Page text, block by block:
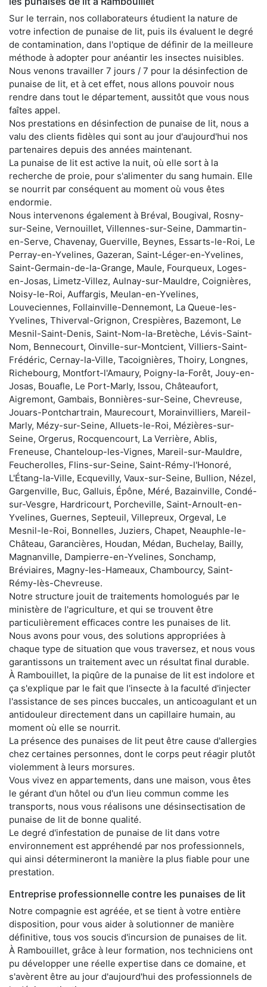
Sur le terrain, nos collaborateurs étudient la nature de
votre infection de punaise de lit, puis ils évaluent le degré
de contamination, dans l'optique de définir de la meilleure
méthode à adopter pour anéantir les insectes nuisibles.
Nous venons travailler 7 jours / 7 pour la désinfection de
punaise de lit, et à cet effet, nous allons pouvoir nous
rendre dans tout le département, aussitôt que vous nous
faîtes appel.
Nos prestations en désinfection de punaise de lit, nous a
valu des clients fidèles qui sont au jour d'aujourd'hui nos
partenaires depuis des années maintenant.
La punaise de lit est active la nuit, où elle sort à la
recherche de proie, pour s'alimenter du sang humain. Elle
se nourrit par conséquent au moment où vous êtes
endormie.
Nous intervenons également à Bréval, Bougival, Rosny-
sur-Seine, Vernouillet, Villennes-sur-Seine, Dammartin-
en-Serve, Chavenay, Guerville, Beynes, Essarts-le-Roi, Le
Perray-en-Yvelines, Gazeran, Saint-Léger-en-Yvelines,
Saint-Germain-de-la-Grange, Maule, Fourqueux, Loges-
en-Josas, Limetz-Villez, Aulnay-sur-Mauldre, Coignières,
Noisy-le-Roi, Auffargis, Meulan-en-Yvelines,
Louveciennes, Follainville-Dennemont, La Queue-les-
Yvelines, Thiverval-Grignon, Crespières, Bazemont, Le
Mesnil-Saint-Denis, Saint-Nom-la-Bretèche, Lévis-Saint-
Nom, Bennecourt, Oinville-sur-Montcient, Villiers-Saint-
Frédéric, Cernay-la-Ville, Tacoignières, Thoiry, Longnes,
Richebourg, Montfort-l'Amaury, Poigny-la-Forêt, Jouy-en-
Josas, Bouafle, Le Port-Marly, Issou, Châteaufort,
Aigremont, Gambais, Bonnières-sur-Seine, Chevreuse,
Jouars-Pontchartrain, Maurecourt, Morainvilliers, Mareil-
Marly, Mézy-sur-Seine, Alluets-le-Roi, Mézières-sur-
Seine, Orgerus, Rocquencourt, La Verrière, Ablis,
Freneuse, Chanteloup-les-Vignes, Mareil-sur-Mauldre,
Feucherolles, Flins-sur-Seine, Saint-Rémy-l'Honoré,
L'Étang-la-Ville, Ecquevilly, Vaux-sur-Seine, Bullion, Nézel,
Gargenville, Buc, Galluis, Épône, Méré, Bazainville, Condé-
sur-Vesgre, Hardricourt, Porcheville, Saint-Arnoult-en-
Yvelines, Guernes, Septeuil, Villepreux, Orgeval, Le
Mesnil-le-Roi, Bonnelles, Juziers, Chapet, Neauphle-le-
Château, Garancières, Houdan, Médan, Buchelay, Bailly,
Magnanville, Dampierre-en-Yvelines, Sonchamp,
Bréviaires, Magny-les-Hameaux, Chambourcy, Saint-
Rémy-lès-Chevreuse.
Notre structure jouit de traitements homologués par le
ministère de l'agriculture, et qui se trouvent être
particulièrement efficaces contre les punaises de lit.
Nous avons pour vous, des solutions appropriées à
chaque type de situation que vous traversez, et nous vous
garantissons un traitement avec un résultat final durable.
À Rambouillet, la piqûre de la punaise de lit est indolore et
ça s'explique par le fait que l'insecte à la faculté d'injecter
l'assistance de ses pinces buccales, un anticoagulant et un
antidouleur directement dans un capillaire humain, au
moment où elle se nourrit.
La présence des punaises de lit peut être cause d'allergies
chez certaines personnes, dont le corps peut réagir plutôt
violemment à leurs morsures.
Vous vivez en appartements, dans une maison, vous êtes
le gérant d'un hôtel ou d'un lieu commun comme les
transports, nous vous réalisons une désinsectisation de
punaise de lit de bonne qualité.
Le degré d'infestation de punaise de lit dans votre
environnement est appréhendé par nos professionnels,
qui ainsi détermineront la manière la plus fiable pour une
prestation.
Entreprise professionnelle contre les punaises de lit
Notre compagnie est agréée, et se tient à votre entière
disposition, pour vous aider à solutionner de manière
définitive, tous vos soucis d'incursion de punaises de lit.
À Rambouillet, grâce à leur formation, nos techniciens ont
pu développer une réelle expertise dans ce domaine, et
s'avèrent être au jour d'aujourd'hui des professionnels de